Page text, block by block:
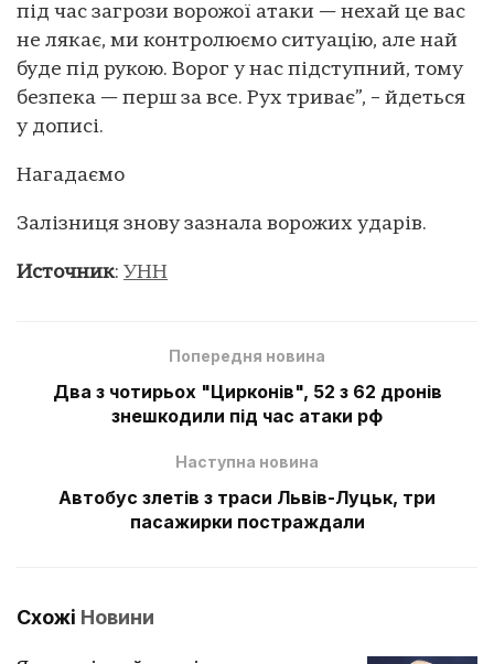
під час загрози ворожої атаки — нехай це вас
не лякає, ми контролюємо ситуацію, але най
буде під рукою. Ворог у нас підступний, тому
безпека — перш за все. Рух триває”, – йдеться
у дописі.
Нагадаємо
Залізниця знову зазнала ворожих ударів.
Источник: УНН
Попередня новина
Два з чотирьох "Цирконів", 52 з 62 дронів
знешкодили під час атаки рф
Наступна новина
Автобус злетів з траси Львів-Луцьк, три
пасажирки постраждали
Схожі Новини